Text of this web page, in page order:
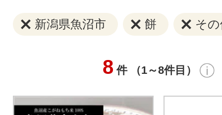
新潟県魚沼市 餅 そ
8 件 （1～8件目）